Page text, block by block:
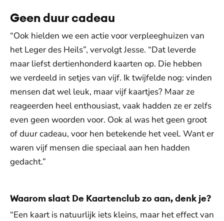
Geen duur cadeau
“Ook hielden we een actie voor verpleeghuizen van
het Leger des Heils”, vervolgt Jesse. “Dat leverde
maar liefst dertienhonderd kaarten op. Die hebben
we verdeeld in setjes van vijf. Ik twijfelde nog: vinden
mensen dat wel leuk, maar vijf kaartjes? Maar ze
reageerden heel enthousiast, vaak hadden ze er zelfs
even geen woorden voor. Ook al was het geen groot
of duur cadeau, voor hen betekende het veel. Want er
waren vijf mensen die speciaal aan hen hadden
gedacht.”
Waarom slaat De Kaartenclub zo aan, denk je?
“Een kaart is natuurlijk iets kleins, maar het effect van